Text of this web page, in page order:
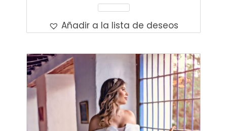
Leer Más
Añadir a la lista de deseos